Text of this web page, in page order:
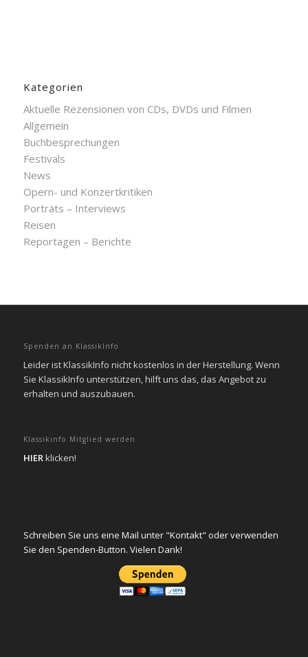
Kategorien
Aktuelle Rezensionen von CDs, DVDs und Filmen
Allgemein
Buchbesprechungen
Festivals
News
Opern- und Konzertkritiken
Porträts – Interviews
Reisen
Reportagen – Berichte
Spenden an KlassikInfo
Leider ist KlassikInfo nicht kostenlos in der Herstellung. Wenn
Sie KlassikInfo unterstützen, hilft uns das, das Angebot zu
erhalten und auszubauen.
Klassikinfo Mitglied werden
HIERklicken!
Schreiben Sie uns eine Mail unter "Kontakt" oder verwenden
Sie den Spenden-Button. Vielen Dank!